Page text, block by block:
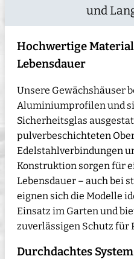
und
Hochwertige
Lebensdauer
Unsere Gewächshäuser
Aluminiumprofilen und
Sicherheitsglas
pulverbeschichteten
Edelstahlverbindungen
Konstruktion sorgen für
Lebensdauer – auch bei
eignen sich die Modelle
Einsatz im Garten und
zuverlässigen Schutz für
Durchdachtes